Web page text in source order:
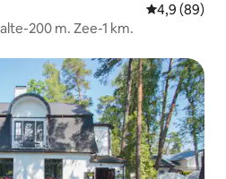
Gemiddelde
4,9 (89)
200 m. Zee-1 km.